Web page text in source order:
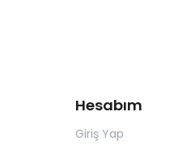
Hesabım
Giriş Yap